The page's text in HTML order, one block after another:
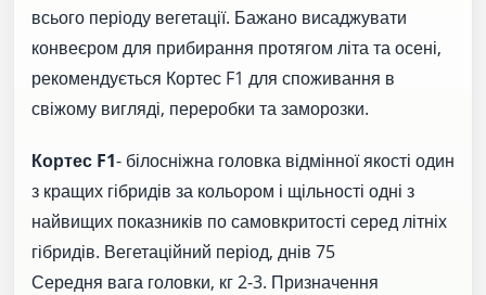
всього періоду вегетації. Бажано висаджувати
конвеєром для прибирання протягом літа та осені,
рекомендується Кортес F1 для споживання в
свіжому вигляді, переробки та заморозки.
Кортес F1- білосніжна головка відмінної якості один
з кращих гібридів за кольором і щільності одні з
найвищих показників по самовкритості серед літніх
гібридів. Вегетаційний період, днів 75
Середня вага головки, кг 2-3. Призначення